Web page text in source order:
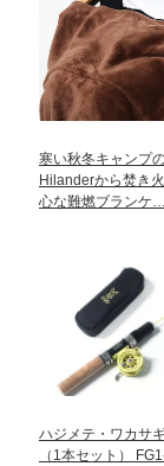
寒い秋冬キャンプ
Hilanderから焚き
心な難燃ブランケ…
ハジメテ・ワカサ
（1本セット）